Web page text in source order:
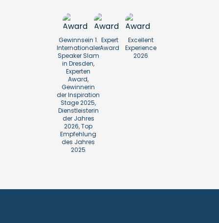
Gewinnsein 1.
Internationaler
Speaker Slam
in Dresden,
Experten
Award,
Gewinnerin
der Inspiration
Stage 2025,
Dienstleisterin
der Jahres
2026, Top
Empfehlung
des Jahres
2025
Expert
Award
Excellent
Experience
2026